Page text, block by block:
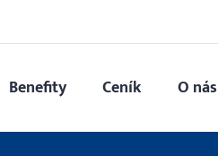
Benefity Ceník O nás